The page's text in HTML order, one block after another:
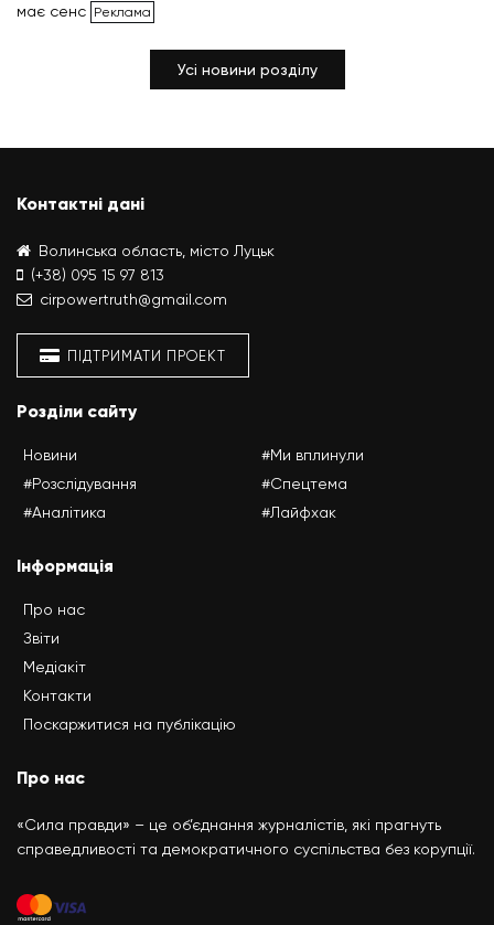
має сенс
Усі новини розділу
Контактні дані
Волинська область, місто Луцьк
(+38) 095 15 97 813
cirpowertruth@gmail.com
ПІДТРИМАТИ ПРОЕКТ
Розділи сайту
Новини
#Розслідування
#Аналітика
#Ми вплинули
#Спецтема
#Лайфхак
Інформація
Про нас
Звіти
Медіакіт
Контакти
Поскаржитися на публікацію
Про нас
«Сила правди» – це об’єднання журналістів, які прагнуть
справедливості та демократичного суспільства без корупції.